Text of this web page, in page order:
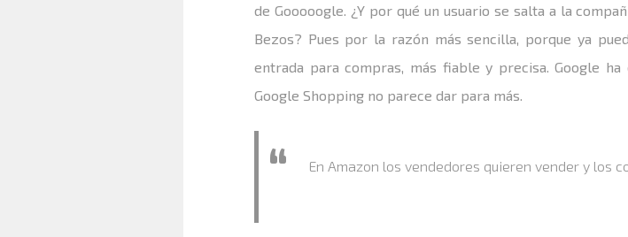
de Gooooogle. ¿Y por qué un usuario se salta a la
Bezos? Pues por la razón más sencilla, porque ya
entrada para compras, más fiable y precisa. Google
Google Shopping no parece dar para más.
En Amazon los vendedores quieren vender y los